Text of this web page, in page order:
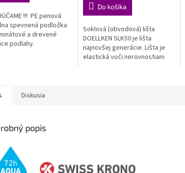
!!! PE penová
spevnená podložka
a drevené
podlahy.
hviezdičiek.
Do košíka
Soklová (obvodová) lišta
DOELLKEN SLK50 je lišta
najnovšej generácie. Lišta je
elastická voči nerovnostiam
Diskusia
popis